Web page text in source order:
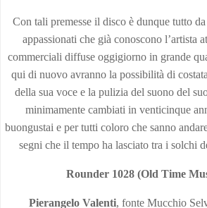
Con tali premesse il disco è dunque tutto
appassionati che già conoscono l’artista
commerciali diffuse oggigiorno in grande
qui di nuovo avranno la possibilità di
della sua voce e la pulizia del suono del
minimamente cambiati in venticinque
buongustai e per tutti coloro che sanno
segni che il tempo ha lasciato tra i solchi
Rounder 1028 (Old Time
Pierangelo Valenti, fonte Mucchio